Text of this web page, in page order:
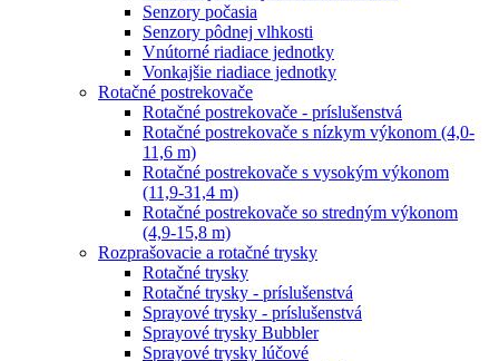
Senzory počasia
Senzory pôdnej vlhkosti
Vnútorné riadiace jednotky
Vonkajšie riadiace jednotky
Rotačné postrekovače
Rotačné postrekovače - príslušenstvá
Rotačné postrekovače s nízkym výkonom (4,0-
11,6 m)
Rotačné postrekovače s vysokým výkonom
(11,9-31,4 m)
Rotačné postrekovače so stredným výkonom
(4,9-15,8 m)
Rozprašovacie a rotačné trysky
Rotačné trysky
Rotačné trysky - príslušenstvá
Sprayové trysky - príslušenstvá
Sprayové trysky Bubbler
Sprayové trysky lúčové